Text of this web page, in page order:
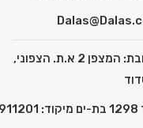
כתובת: המצפן 2 א.ת. הצפוני,